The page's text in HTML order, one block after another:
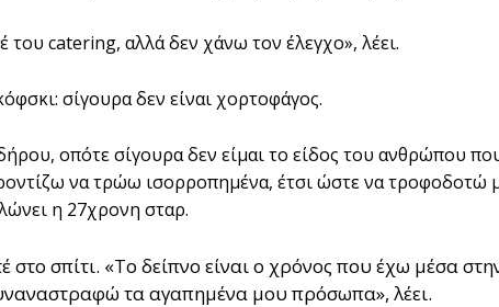
catering, αλλά δεν χάνω τον έλεγχο», λέει.
σίγουρα δεν είναι χορτοφάγος.
οπότε σίγουρα δεν είμαι το είδος του ανθρώπου
να τρώω ισορροπημένα, έτσι ώστε να τροφοδοτώ
η 27χρονη σταρ.
στο σπίτι. «Το δείπνο είναι ο χρόνος που έχω μέσα
τα αγαπημένα μου πρόσωπα», λέει.